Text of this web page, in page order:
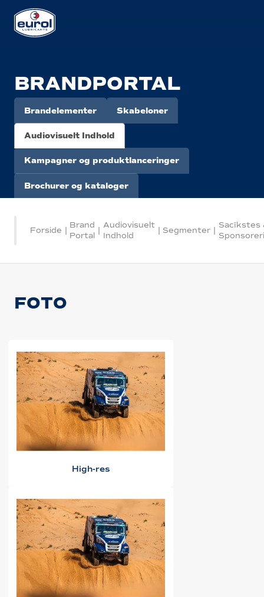
BRANDPORTAL
Brandelementer Skabeloner
Audiovisuelt Indhold
Kampagner og produktlanceringer
Brochurer og kataloger
Forside |
Brand
Portal
|
Audiovisuelt
Indhold
| Segmenter |
Sacīkstes
FOTO
High-res